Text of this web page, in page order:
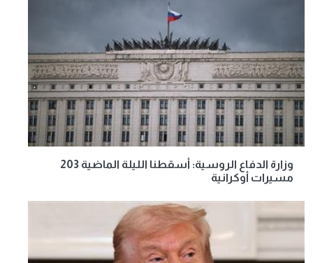
وزارة الدفاع الروسية: أسقطنا الليلة الماضية 203
مسيرات أوكرانية